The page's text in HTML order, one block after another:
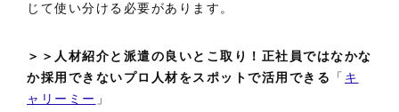
じて使い分ける必要があります。
＞＞人材紹介と派遣の良いとこ取り！正社員ではなかな
か採用できないプロ人材をスポットで活用できる 「 キ
ャリーミー 」